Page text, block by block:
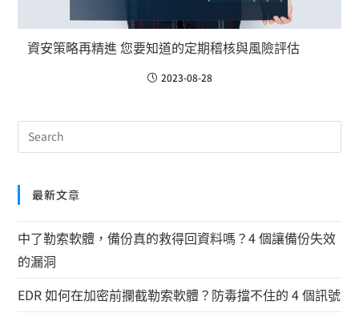
資安策略再精進 您要知道的定期稽核與風險評估
2023-08-28
最新文章
中了勒索軟體，備份真的救得回資料嗎？4 個讓備份失效
的漏洞
EDR 如何在加密前攔截勒索軟體？防毒擋不住的 4 個訊號